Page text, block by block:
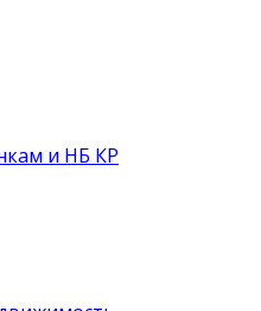
и НБ КР